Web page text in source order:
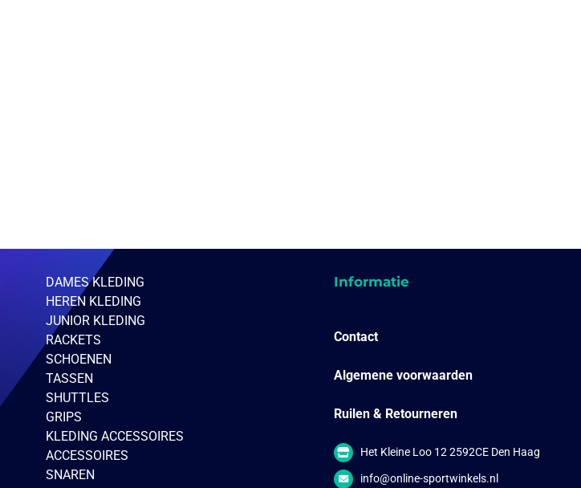
DAMES KLEDING
HEREN KLEDING
JUNIOR KLEDING
RACKETS
SCHOENEN
TASSEN
SHUTTLES
GRIPS
KLEDING ACCESSOIRES
ACCESSOIRES
SNAREN
Informatie
Contact
Algemene voorwaarden
Ruilen & Retourneren
Het Kleine Loo 12 2592CE Den Haag
info@online-sportwinkels.nl